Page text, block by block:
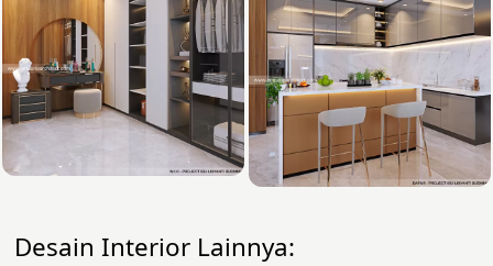
Desain Interior Lainnya: